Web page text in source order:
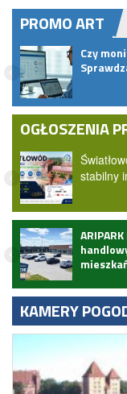
PROMO ART
Czy
OGŁOSZENIA
stabilny
KAMERY